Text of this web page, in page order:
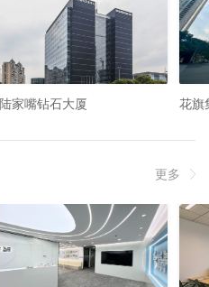
陆家嘴钻石大厦 花旗
更多